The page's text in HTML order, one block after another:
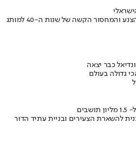
איך אסם הפכה את תקופת הצנע והמחסור הקשה של שנות ה-40 למותג
כבר יצאה
גדולה בעולם
להשארת הצעירים ובניית עתיד הדור